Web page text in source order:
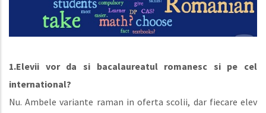
1.Elevii vor da si bacalaureatul romanesc si pe cel
international?
Nu. Ambele variante raman in oferta scolii, dar fiecare elev